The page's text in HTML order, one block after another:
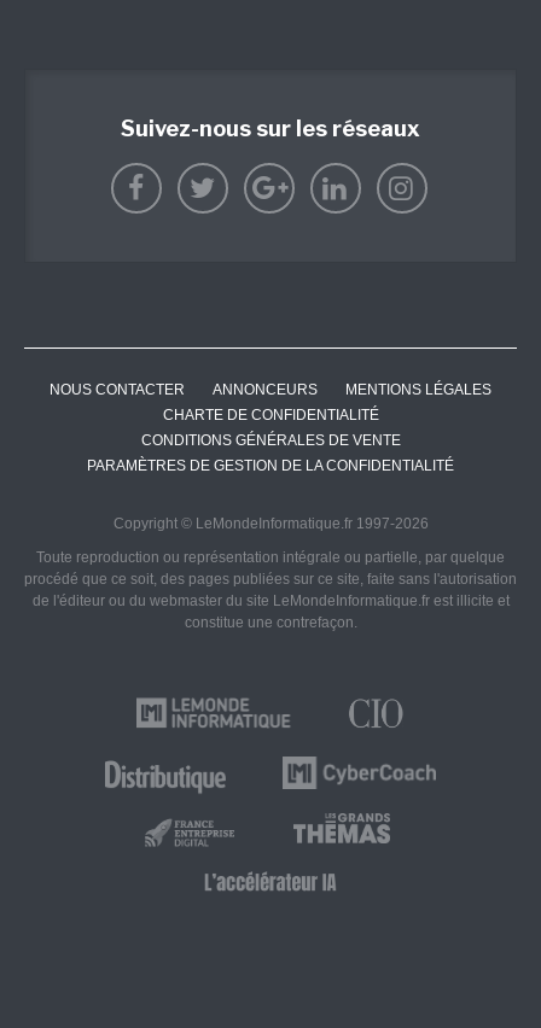
Suivez-nous sur les réseaux
NOUS CONTACTER ANNONCEURS
MENTIONS LÉGALES
CHARTE DE CONFIDENTIALITÉ
CONDITIONS GÉNÉRALES DE VENTE
PARAMÈTRES DE GESTION DE LA CONFIDENTIALITÉ
Copyright © LeMondeInformatique.fr 1997-2026
Toute reproduction ou représentation intégrale ou partielle, par quelque
procédé que ce soit, des pages publiées sur ce site, faite sans l'autorisation
de l'éditeur ou du webmaster du site LeMondeInformatique.fr est illicite et
constitue une contrefaçon.